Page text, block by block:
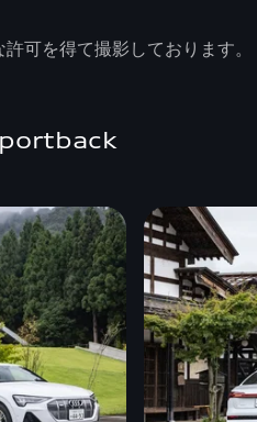
可を得て撮影しております。